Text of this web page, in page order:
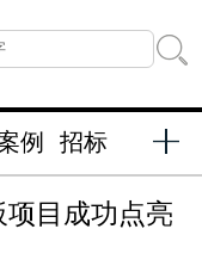
例 招标
项目成功点亮